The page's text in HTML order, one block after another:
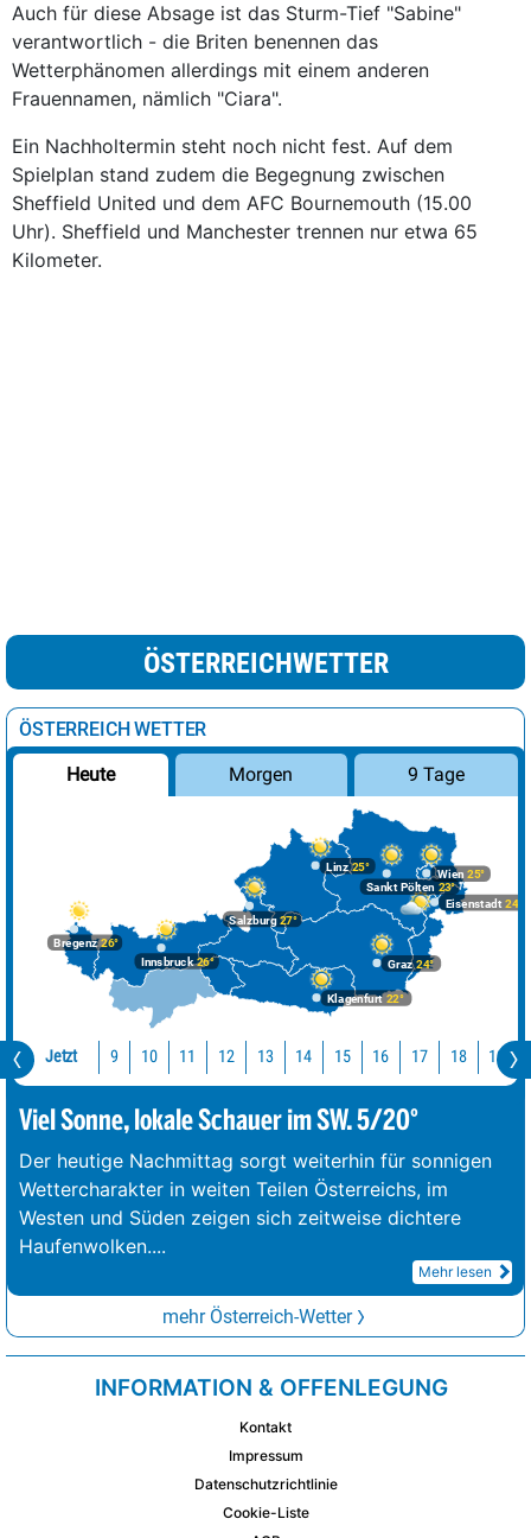
Auch für diese Absage ist das Sturm-Tief "Sabine"
verantwortlich - die Briten benennen das
Wetterphänomen allerdings mit einem anderen
Frauennamen, nämlich "Ciara".
Ein Nachholtermin steht noch nicht fest. Auf dem
Spielplan stand zudem die Begegnung zwischen
Sheffield United und dem AFC Bournemouth (15.00
Uhr). Sheffield und Manchester trennen nur etwa 65
Kilometer.
ÖSTERREICHWETTER
ÖSTERREICH WETTER
Heute Morgen 9 Tage
Bregenz26°
Graz24°
Innsbruck26°
Klagenfurt 22°
Linz25°
Salzburg27°
Wien 25°
Eisenstadt 24°
Sankt Pölten 23°
Jetzt 9 10 11 12 13 14 15 16 17 18 19
Viel Sonne, lokale Schauer im SW. 5/20°
Der heutige Nachmittag sorgt weiterhin für sonnigen
Wettercharakter in weiten Teilen Österreichs, im
Westen und Süden zeigen sich zeitweise dichtere
Haufenwolken....
Mehr lesen
mehr Österreich-Wetter
INFORMATION & OFFENLEGUNG
Kontakt
Impressum
Datenschutzrichtlinie
Cookie-Liste